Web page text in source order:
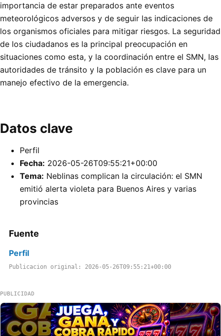
importancia de estar preparados ante eventos
meteorológicos adversos y de seguir las indicaciones de
los organismos oficiales para mitigar riesgos. La seguridad
de los ciudadanos es la principal preocupación en
situaciones como esta, y la coordinación entre el SMN, las
autoridades de tránsito y la población es clave para un
manejo efectivo de la emergencia.
Datos clave
Perfil
Fecha: 2026-05-26T09:55:21+00:00
Tema: Neblinas complican la circulación: el SMN
emitió alerta violeta para Buenos Aires y varias
provincias
Fuente
Perfil
Publicacion original: 2026-05-26T09:55:21+00:00
PUBLICIDAD